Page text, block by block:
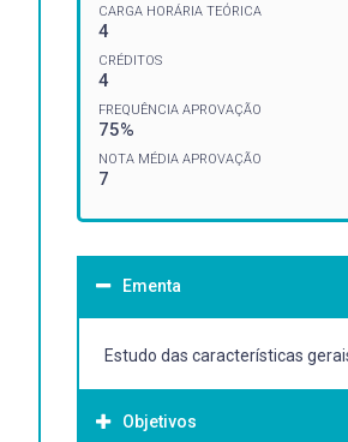
CARGA HORÁRIA TEÓRICA
4
CRÉDITOS
4
FREQUÊNCIA APROVAÇÃO
75%
NOTA MÉDIA APROVAÇÃO
7
Ementa
Estudo das características
Objetivos